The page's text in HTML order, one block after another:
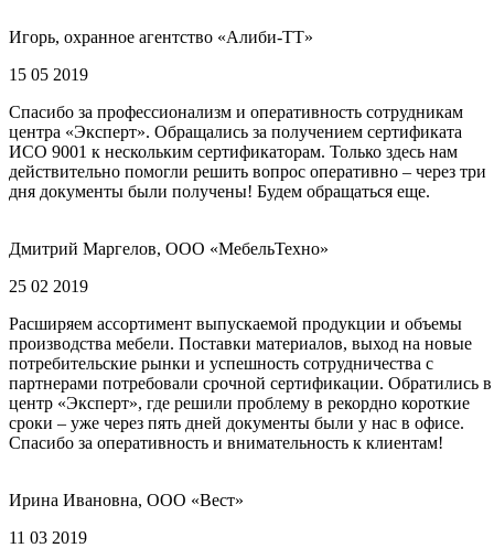
Игорь, охранное агентство «Алиби-ТТ»
15 05 2019
Спасибо за профессионализм и оперативность сотрудникам
центра «Эксперт». Обращались за получением сертификата
ИСО 9001 к нескольким сертификаторам. Только здесь нам
действительно помогли решить вопрос оперативно – через три
дня документы были получены! Будем обращаться еще.
Дмитрий Маргелов, ООО «МебельТехно»
25 02 2019
Расширяем ассортимент выпускаемой продукции и объемы
производства мебели. Поставки материалов, выход на новые
потребительские рынки и успешность сотрудничества с
партнерами потребовали срочной сертификации. Обратились в
центр «Эксперт», где решили проблему в рекордно короткие
сроки – уже через пять дней документы были у нас в офисе.
Спасибо за оперативность и внимательность к клиентам!
Ирина Ивановна, ООО «Вест»
11 03 2019